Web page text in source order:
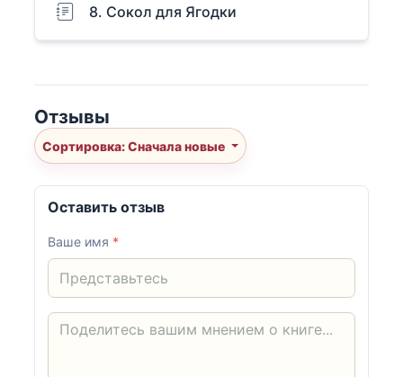
8. Сокол для Ягодки
Отзывы
Сортировка: Сначала новые
Оставить отзыв
Ваше имя *